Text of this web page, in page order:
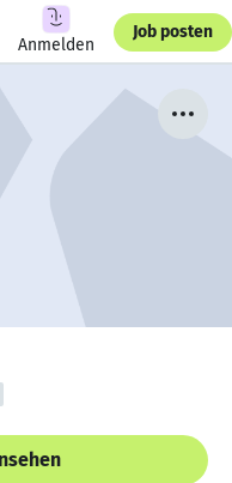
Anmelden
Job posten